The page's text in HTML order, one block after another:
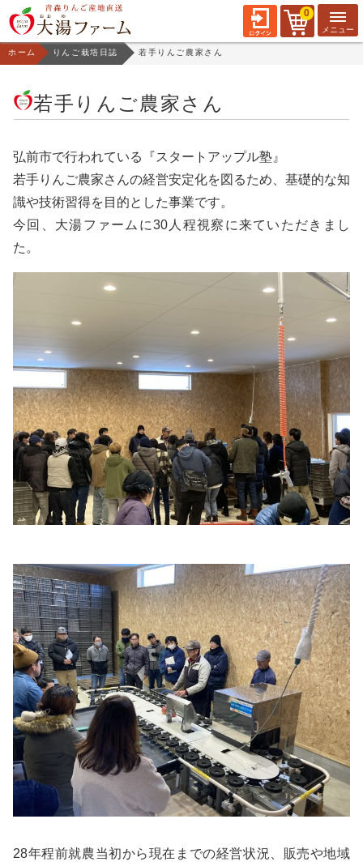
0
ホーム りんご栽培日誌 若手りんご農家さん
若手りんご農家さん
弘前市で行われている『スタートアップル塾』
若手りんご農家さんの経営安定化を図るため、基礎的な知
識や技術習得を目的とした事業です。
今回、大湯ファームに30人程視察に来ていただきまし
た。
28年程前就農当初から現在までの経営状況、販売や地域